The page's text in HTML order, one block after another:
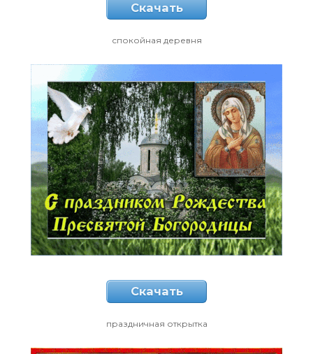
Скачать
спокойная деревня
Скачать
праздничная открытка